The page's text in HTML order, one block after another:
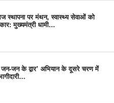
स्थापना पर मंथन, स्वास्थ्य सेवाओं को
मुख्यमंत्री धामी…
जन के द्वार’ अभियान के दूसरे चरण में